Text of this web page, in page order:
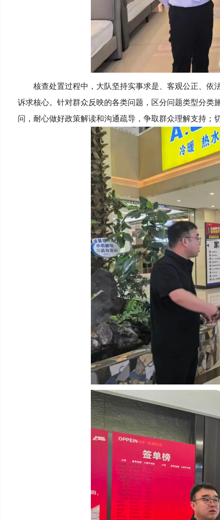
核查处置过程中，大队坚持实事求是、客观公正、依
诉求核心。针对群众反映的各类问题，区分问题类型分
问，耐心做好政策解读和沟通疏导，争取群众理解支持